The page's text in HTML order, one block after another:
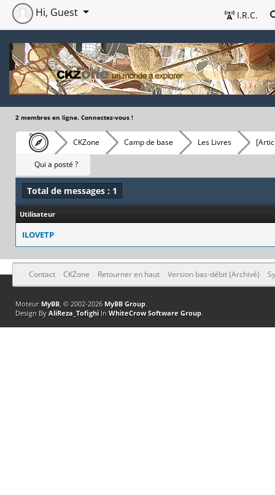
I.R.C.
Hi, Guest
2 membres en ligne. Connectez-vous !
CKZone Camp de base Les Livres
Qui a posté ?
Total de messages : 1
Utilisateur
ILOVETP
Contact CKZone Retourner en haut Version bas-débit (Archivé)
Moteur MyBB, © 2002-2026 MyBB Group.
Design By AliReza_TofighiIn WhiteCrow Software Group.